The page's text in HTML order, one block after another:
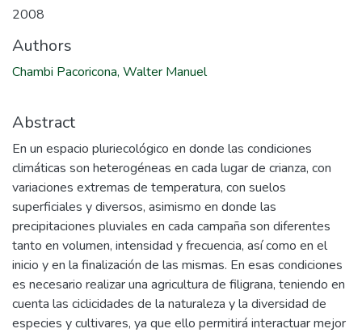
2008
Authors
Chambi Pacoricona, Walter Manuel
Abstract
En un espacio pluriecológico en donde las condiciones
climáticas son heterogéneas en cada lugar de crianza, con
variaciones extremas de temperatura, con suelos
superficiales y diversos, asimismo en donde las
precipitaciones pluviales en cada campaña son diferentes
tanto en volumen, intensidad y frecuencia, así como en el
inicio y en la finalización de las mismas. En esas condiciones
es necesario realizar una agricultura de filigrana, teniendo en
cuenta las ciclicidades de la naturaleza y la diversidad de
especies y cultivares, ya que ello permitirá interactuar mejor